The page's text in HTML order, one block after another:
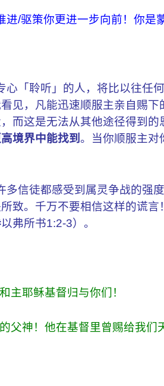
/驱策你更进一步向前！你是
心「聆听」的人，将比以往任
见，凡能迅速顺服主亲自赐
而这是无法从其他途径得到
境界中能找到。当你顺服主对
多信徒都感受到属灵争战的强
致。千万不要相信这样的谎
以弗所书1:2-3）。
主耶稣基督归与你们！
父神！他在基督里曾赐给我们